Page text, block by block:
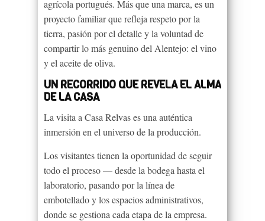
agrícola portugués. Más que una marca, es un
proyecto familiar que refleja respeto por la
tierra, pasión por el detalle y la voluntad de
compartir lo más genuino del Alentejo: el vino
y el aceite de oliva.
UN RECORRIDO QUE REVELA EL ALMA
DE LA CASA
La visita a Casa Relvas es una auténtica
inmersión en el universo de la producción.
Los visitantes tienen la oportunidad de seguir
todo el proceso — desde la bodega hasta el
laboratorio, pasando por la línea de
embotellado y los espacios administrativos,
donde se gestiona cada etapa de la empresa.